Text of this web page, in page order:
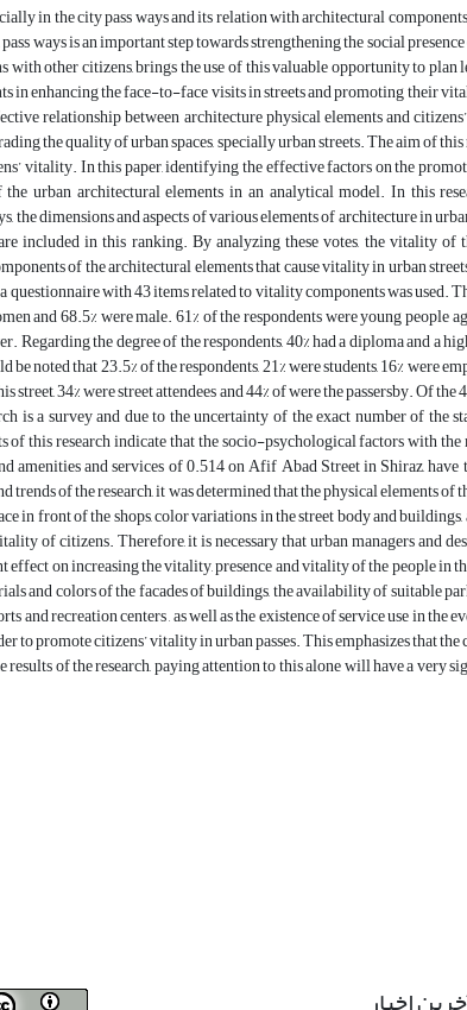
in the city pass ways and its relation with architectural
ways is an important step towards strengthening the social
other citizens, brings the use of this valuable opportunity to
in enhancing the face-to-face visits in streets and promoting their
relationship between architecture physical elements and
the quality of urban spaces, specially urban streets. The aim of
vitality. In this paper, identifying the effective factors on the
urban architectural elements in an analytical model. In this
the dimensions and aspects of various elements of architecture in
included in this ranking. By analyzing these votes, the vitality of
of the architectural elements that cause vitality in urban
questionnaire with 43 items related to vitality components was used.
and 68.5% were male. 61% of the respondents were young people
Regarding the degree of the respondents, 40% had a diploma and a
noted that 23.5% of the respondents, 21% were students, 16% were
34% were street attendees and 44% of were the passersby. Of
is a survey and due to the uncertainty of the exact number of the
of this research indicate that the socio-psychological factors with
amenities and services of 0.514 on Afif Abad Street in Shiraz,
of the research, it was determined that the physical elements
in front of the shops, color variations in the street body and
of citizens. Therefore, it is necessary that urban managers and
effect on increasing the vitality, presence and vitality of the people in
and colors of the facades of buildings, the availability of suitable
and recreation centers , as well as the existence of service use in the
to promote citizens’ vitality in urban passes. This emphasizes that
results of the research, paying attention to this alone will have a